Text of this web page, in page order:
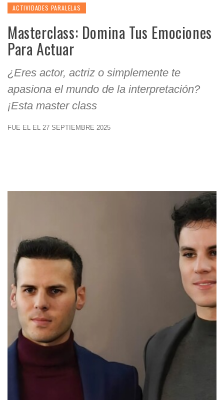
ACTIVIDADES PARALELAS
Masterclass: Domina Tus Emociones
Para Actuar
¿Eres actor, actriz o simplemente te
apasiona el mundo de la interpretación?
¡Esta master class
FUE EL EL 27 SEPTIEMBRE 2025